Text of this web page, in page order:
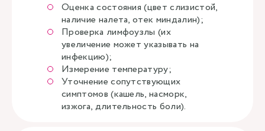
Оценка состояния (цвет слизистой,
наличие налета, отек миндалин);
Проверка лимфоузлы (их
увеличение может указывать на
инфекцию);
Измерение температуру;
Уточнение сопутствующих
симптомов (кашель, насморк,
изжога, длительность боли).